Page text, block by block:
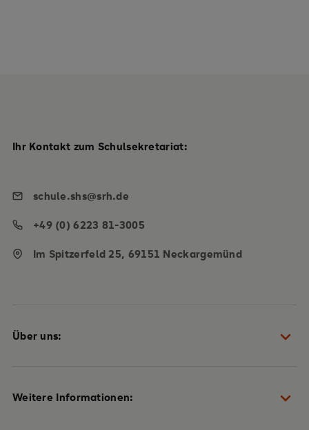
Über uns:
Weitere Informationen:
Ihr Kontakt zum Schulsekretariat:
schule.shs@srh.de
+49 (0) 6223 81-3005
Im Spitzerfeld 25, 69151 Neckargemünd